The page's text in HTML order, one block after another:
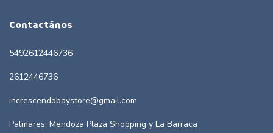
Contactános
5492612446736
2612446736
increscendobaystore@gmail.com
Palmares, Mendoza Plaza Shopping y La Barraca